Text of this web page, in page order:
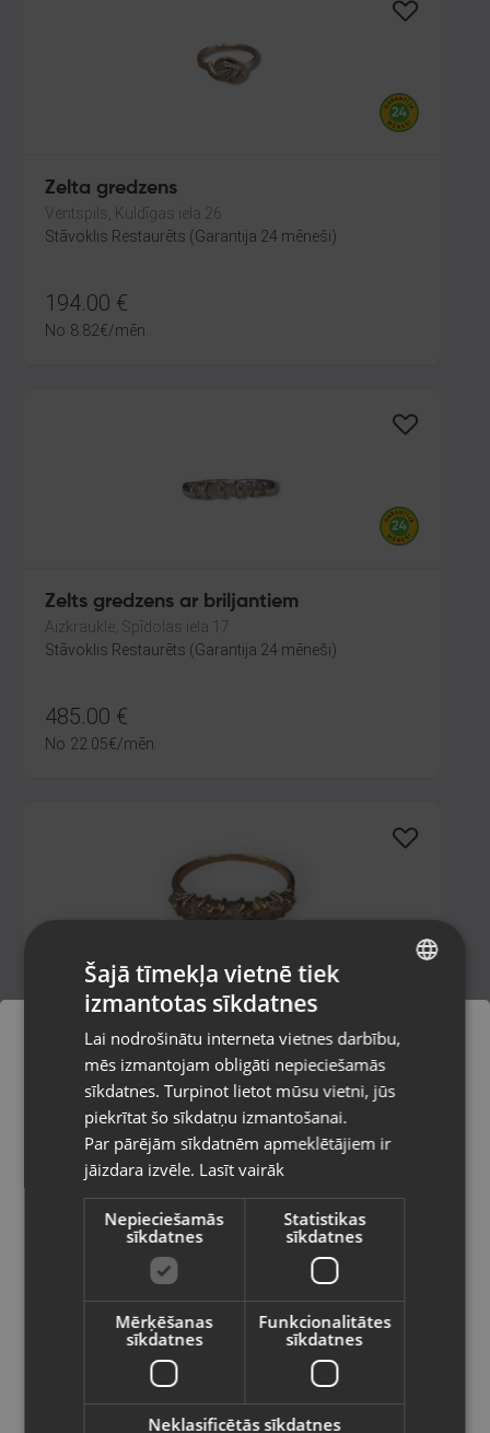
Zelta gredzens
Ventspils, Kuldīgas iela 26
Stāvoklis Restaurēts (Garantija 24 mēneši)
194.00 €
No 8.82€/mēn.
Zelts gredzens ar briljantiem
Aizkraukle, Spīdolas iela 17
Stāvoklis Restaurēts (Garantija 24 mēneši)
485.00 €
No 22.05€/mēn.
Zelta gredzens
Rīga, Audēju iela 6
Stāvoklis Restaurēts (Garantija 24 mēneši)
168.00€
/mēn.
Zelta gredzens
Pasūtījumi tiks piegādāti uz
izvēlēto valsti
Vietnes saturs būs attēlots izvēlētajā
valodā
Valsts
Latviešu / Latvian
RUSSIAN
Šajā tīmekļa vietnē tiek
izmantotas sīkdatnes
Lai nodrošinātu interneta vietnes darbību,
mēs izmantojam obligāti nepieciešamās
sīkdatnes. Turpinot lietot mūsu vietni, jūs
piekrītat šo sīkdatņu izmantošanai.
Par pārējām sīkdatnēm apmeklētājiem ir
jāizdara izvēle. Lasīt vairāk
Nepieciešamās
sīkdatnes
Statistikas
sīkdatnes
Mērķēšanas
sīkdatnes
Funkcionalitātes
sīkdatnes
Neklasificētās sīkdatnes